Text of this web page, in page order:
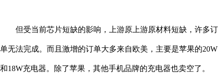
但受当前芯片短缺的影响，上游原上游原材料短缺，许多订
单无法完成。而且激增的订单大多来自欧美，主要是苹果的20W
和18W充电器。除了苹果，其他手机品牌的充电器也卖空了。